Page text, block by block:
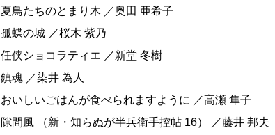
夏鳥たちのとまり木 ／奥田 亜希子
孤蝶の城 ／桜木 紫乃
任侠ショコラティエ ／新堂 冬樹
鎮魂 ／染井 為人
おいしいごはんが食べられますように ／高瀬 隼子
隙間風 （新・知らぬが半兵衛手控帖 16） ／藤井 邦夫